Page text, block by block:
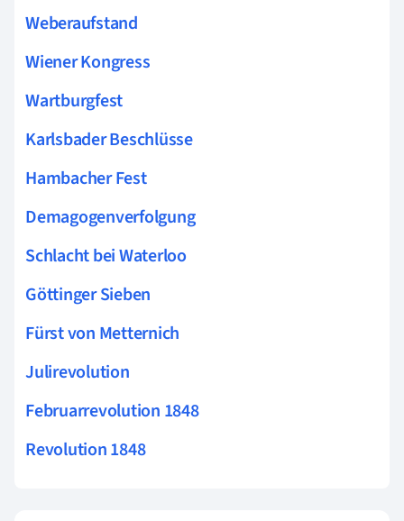
Weberaufstand
Wiener Kongress
Wartburgfest
Karlsbader Beschlüsse
Hambacher Fest
Demagogenverfolgung
Schlacht bei Waterloo
Göttinger Sieben
Fürst von Metternich
Julirevolution
Februarrevolution 1848
Revolution 1848